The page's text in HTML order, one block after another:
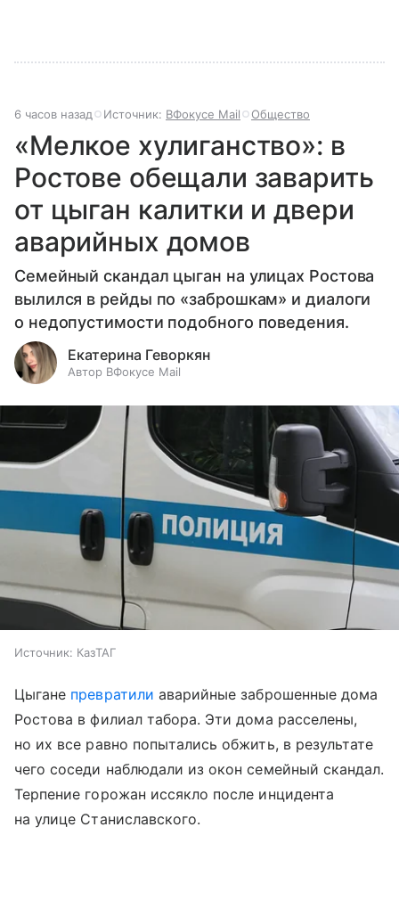
6 часов назад Источник: ВФокусе Mail Общество
«Мелкое хулиганство»: в
Ростове обещали заварить
от цыган калитки и двери
аварийных домов
Семейный скандал цыган на улицах Ростова
вылился в рейды по «заброшкам» и диалоги
о недопустимости подобного поведения.
Екатерина Геворкян
Автор ВФокусе Mail
Источник: КазТАГ
Цыгане превратили аварийные заброшенные дома
Ростова в филиал табора. Эти дома расселены,
но их все равно попытались обжить, в результате
чего соседи наблюдали из окон семейный скандал.
Терпение горожан иссякло после инцидента
на улице Станиславского.